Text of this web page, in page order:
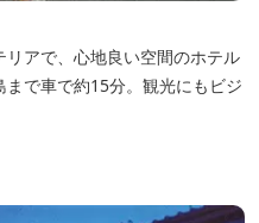
アで、心地良い空間のホテル
で車で約15分。観光にもビジ